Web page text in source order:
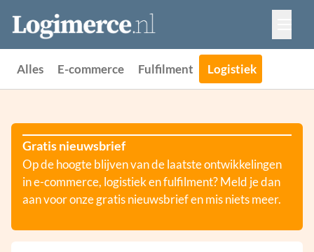
Vacatures
Events
Alles E-commerce Fulfilment Logistiek
Gratis nieuwsbrief
Op de hoogte blijven van de laatste ontwikkelingen
in e-commerce, logistiek en fulfilment? Meld je dan
aan voor onze gratis nieuwsbrief en mis niets meer.